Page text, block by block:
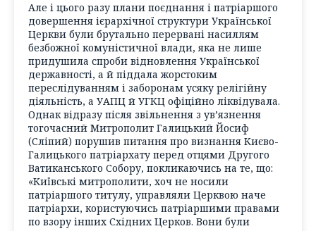
Але і цього разу плани поєднання і патріаршого
довершення ієрархічної структури Української
Церкви були брутально перервані насиллям
безбожної комуністичної влади, яка не лише
придушила спроби відновлення Української
державності, а й піддала жорстоким
переслідуванням і заборонам усяку релігійну
діяльність, а УАПЦ й УГКЦ офіційно ліквідувала.
Однак відразу після звільнення з ув’язнення
тогочасний Митрополит Галицький Йосиф
(Сліпий) порушив питання про визнання Києво-
Галицького патріархату перед отцями Другого
Ватиканського Собору, покликаючись на те, що:
«Київські митрополити, хоч не носили
патріаршого титулу, управляли Церквою наче
патріархи, користуючись патріаршими правами
по взору інших Східних Церков. Вони були